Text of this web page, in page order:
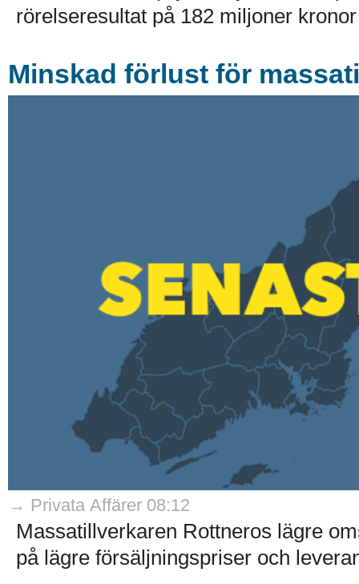
rörelseresultat på 182 miljoner
Minskad förlust för
→ Privata Affärer 08:12
Massatillverkaren Rottneros lägre
på lägre försäljningspriser och